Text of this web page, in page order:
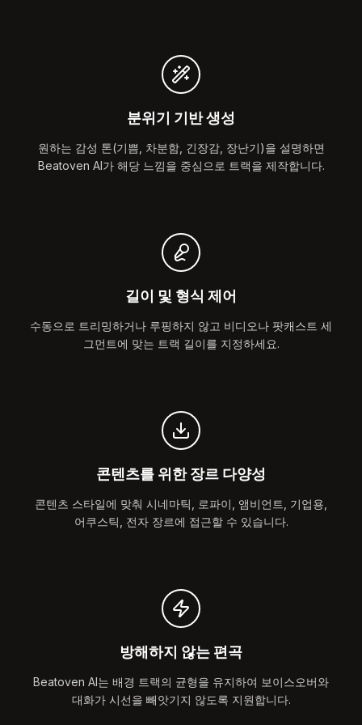
분위기 기반 생성
원하는 감성 톤(기쁨, 차분함, 긴장감, 장난기)을 설명하면
Beatoven AI가 해당 느낌을 중심으로 트랙을 제작합니다.
길이 및 형식 제어
수동으로 트리밍하거나 루핑하지 않고 비디오나 팟캐스트 세
그먼트에 맞는 트랙 길이를 지정하세요.
콘텐츠를 위한 장르 다양성
콘텐츠 스타일에 맞춰 시네마틱, 로파이, 앰비언트, 기업용,
어쿠스틱, 전자 장르에 접근할 수 있습니다.
방해하지 않는 편곡
Beatoven AI는 배경 트랙의 균형을 유지하여 보이스오버와
대화가 시선을 빼앗기지 않도록 지원합니다.